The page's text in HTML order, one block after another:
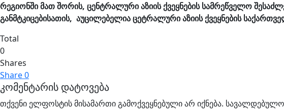
რეგიონში მათ შორის, ცენტრალური აზიის ქვეყნების სამრეწველო
განმტკიცებისათის, აუცილებელია ცეტრალური აზიის ქვეყნების
Total
0
Shares
Share0
კომენტარის დატოვება
თქვენი ელფოსტის მისამართი გამოქვეყნებული არ იქნება. სავალდებულო